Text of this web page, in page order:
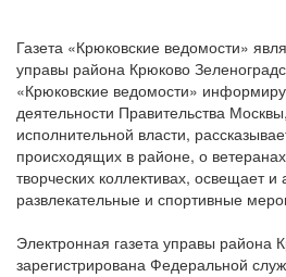
Газета «Крюковские ведомости»
управы района Крюково
«Крюковские ведомости»
деятельности Правительства
исполнительной власти,
происходящих в районе, о
творческих коллективах, освещает и
развлекательные и спортивные
Электронная газета управы района
зарегистрирована Федеральной